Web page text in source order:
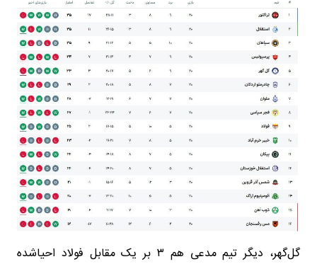
گل‌گهر، دیگر تیم مدعی هم ۳ بر یک مقابل فولاد احیاشده